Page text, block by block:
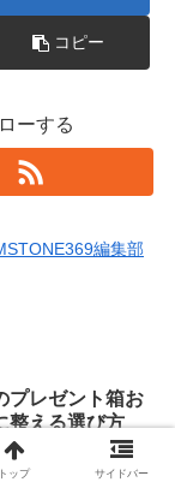
コピー
ーする
編集部
プレゼント箱お
整える選び方
ゼントする時の箱
スレットや天然石
トップ サイドバー